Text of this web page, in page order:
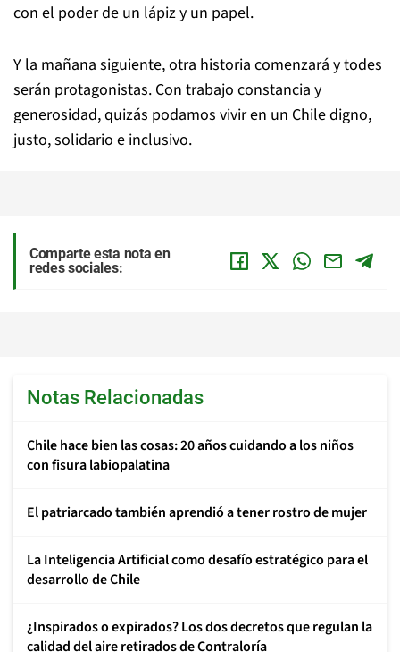
con el poder de un lápiz y un papel.
Y la mañana siguiente, otra historia comenzará y todes
serán protagonistas. Con trabajo constancia y
generosidad, quizás podamos vivir en un Chile digno,
justo, solidario e inclusivo.
Comparte esta nota en
redes sociales:
Notas Relacionadas
Chile hace bien las cosas: 20 años cuidando a los niños
con fisura labiopalatina
El patriarcado también aprendió a tener rostro de mujer
La Inteligencia Artificial como desafío estratégico para el
desarrollo de Chile
¿Inspirados o expirados? Los dos decretos que regulan la
calidad del aire retirados de Contraloría